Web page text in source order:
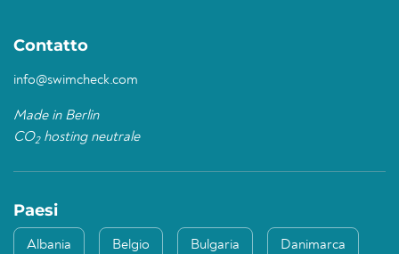
Contatto
info@swimcheck.com
Made in Berlin
CO2hosting neutrale
Paesi
Albania Belgio Bulgaria Danimarca